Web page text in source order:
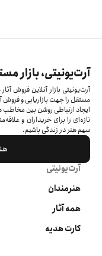
آرت‌یونیتی، بازار
مستقل را جهت بازاریابی و فروش
ایجاد ارتباطی روشن بین
تازه‌ای را برای خریداران و
سهم هنر در زندگی باشیم.
آرت‌یونیتی
هنرمندان
همه آثار
کارت هدیه